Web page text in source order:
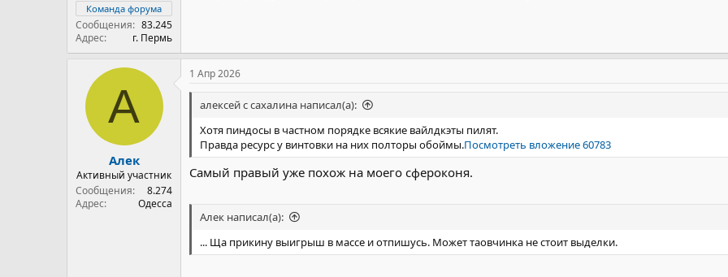
Команда форума
Сообщения
83.245
Адрес
г. Пермь
А
Алек
Активный участник
Сообщения
8.274
Адрес
Одесса
1 Апр 2026
алексей с сахалина написал(а):
Хотя пиндосы в частном порядке всякие вайлдкэты пилят.
Правда ресурс у винтовки на них полторы обоймы.Посмотреть вложение 60783
Самый правый уже похож на моего сфероконя.
Алек написал(а):
... Ща прикину выигрыш в массе и отпишусь. Может таовчинка не стоит выделки.